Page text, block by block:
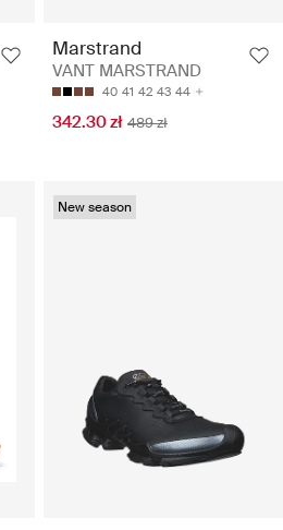
Marstrand
VANT MARSTRAND
40 41 42 43 44
342.30 zł 489 zł
New season